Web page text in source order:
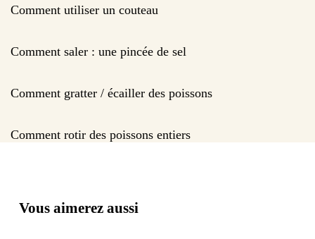
Comment utiliser un couteau
Comment saler : une pincée de sel
Comment gratter / écailler des poissons
Comment rotir des poissons entiers
Vous aimerez aussi